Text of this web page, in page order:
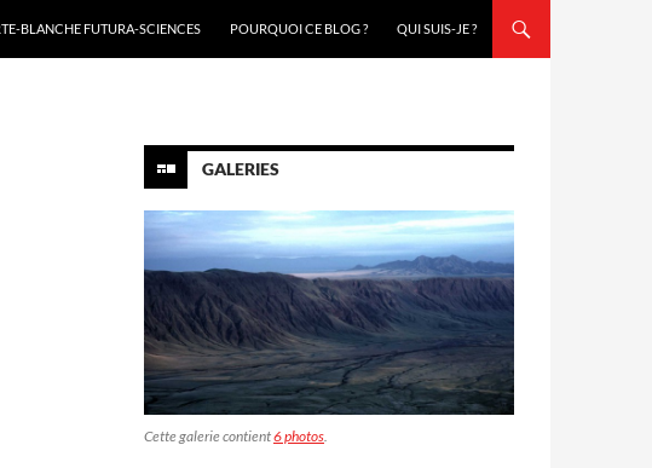
BLANCHE FUTURA-SCIENCES
POURQUOI CE BLOG ? QUI SUIS-JE ?
GALERIES
Cette galerie contient6 photos.